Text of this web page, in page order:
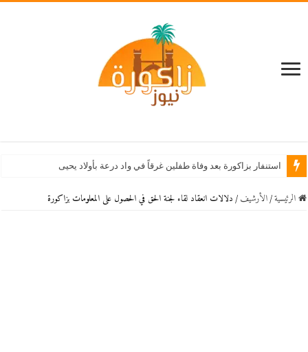
استنفار بزاكورة بعد وفاة طفلين غرقاً في واد درعة بأولاد يحيى لكراير
الرئيسية / اﻷرشيف / دلالات انعقاد لقاء لجنة الحق في الحصول على المعلومات بزاكورة